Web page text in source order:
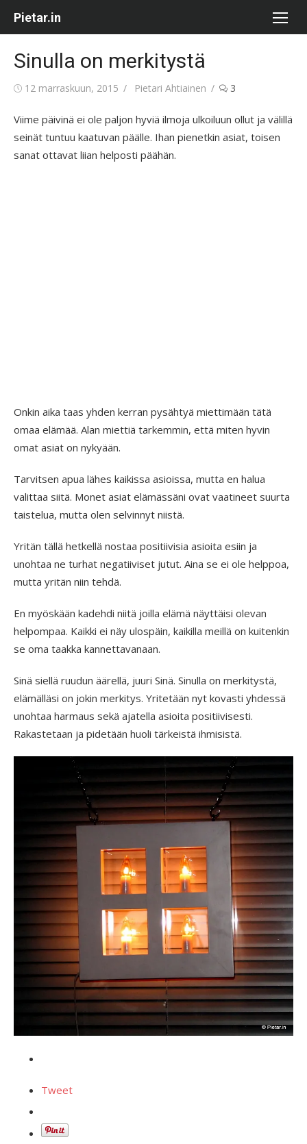
Pietar.in
Sinulla on merkitystä
Posted
12 marraskuun, 2015 Author
Pietari Ahtiainen 3
Viime päivinä ei ole paljon hyviä ilmoja ulkoiluun ollut ja välillä
seinät tuntuu kaatuvan päälle. Ihan pienetkin asiat, toisen
sanat ottavat liian helposti päähän.
Onkin aika taas yhden kerran pysähtyä miettimään tätä
omaa elämää. Alan miettiä tarkemmin, että miten hyvin
omat asiat on nykyään.
Tarvitsen apua lähes kaikissa asioissa, mutta en halua
valittaa siitä. Monet asiat elämässäni ovat vaatineet suurta
taistelua, mutta olen selvinnyt niistä.
Yritän tällä hetkellä nostaa positiivisia asioita esiin ja
unohtaa ne turhat negatiiviset jutut. Aina se ei ole helppoa,
mutta yritän niin tehdä.
En myöskään kadehdi niitä joilla elämä näyttäisi olevan
helpompaa. Kaikki ei näy ulospäin, kaikilla meillä on kuitenkin
se oma taakka kannettavanaan.
Sinä siellä ruudun äärellä, juuri Sinä. Sinulla on merkitystä,
elämälläsi on jokin merkitys. Yritetään nyt kovasti yhdessä
unohtaa harmaus sekä ajatella asioita positiivisesti.
Rakastetaan ja pidetään huoli tärkeistä ihmisistä.
Tweet